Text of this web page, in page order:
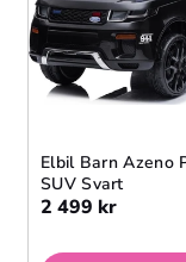
Elbil Barn Azeno
SUV Svart
2 499 kr